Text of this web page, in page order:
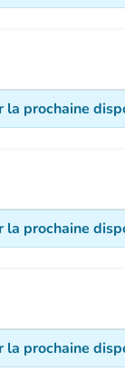
la prochaine
la prochaine
la prochaine